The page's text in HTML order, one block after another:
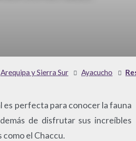
Arequipa y Sierra Sur Ayacucho
es perfecta para conocer la fauna
de disfrutar sus increíbles
el Chaccu.